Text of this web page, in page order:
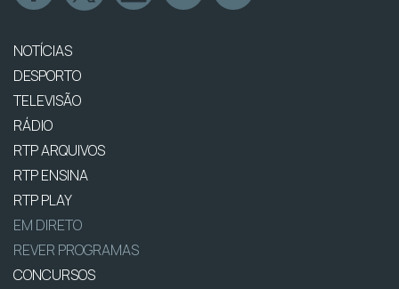
NOTÍCIAS
DESPORTO
TELEVISÃO
RÁDIO
RTP ARQUIVOS
RTP ENSINA
RTP PLAY
EM DIRETO
REVER PROGRAMAS
CONCURSOS